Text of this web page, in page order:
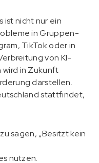
ist nicht nur ein
in Gruppen-
TikTok oder in
von KI-
in Zukunft
darstellen.
stattfindet,
sagen, „Besitzt kein
nutzen.